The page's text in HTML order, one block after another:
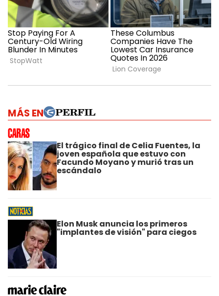
MÁS EN
El trágico final de Celia Fuentes, la
joven española que estuvo con
Facundo Moyano y murió tras un
escándalo
Elon Musk anuncia los primeros
"implantes de visión" para ciegos